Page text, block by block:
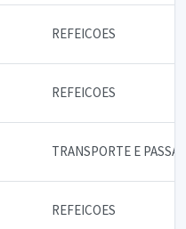
REFEICOES
REFEICOES
TRANSPORTE E
REFEICOES